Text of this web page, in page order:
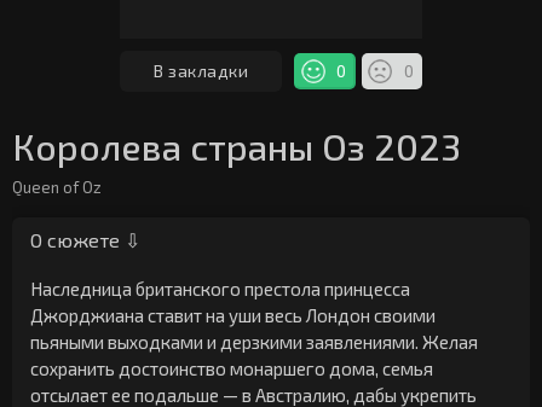
В закладки 0 0
Королева страны Оз 2023
Queen of Oz
О сюжете ⇩
Наследница британского престола принцесса
Джорджиана ставит на уши весь Лондон своими
пьяными выходками и дерзкими заявлениями. Желая
сохранить достоинство монаршего дома, семья
отсылает ее подальше — в Австралию, дабы укрепить